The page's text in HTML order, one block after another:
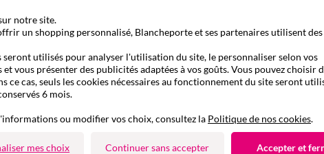
notre site.
un shopping personnalisé, Blancheporte et ses partenaires utilisent des
seront utilisés pour analyser l'utilisation du site, le personnaliser selon vos
et vous présenter des publicités adaptées à vos goûts. Vous pouvez choisir
ce cas, seuls les cookies nécessaires au fonctionnement du site seront
6 mois.
ou modifier vos choix, consultez la Politique de nos cookies.
mes choix Continuer sans accepter Accepter et